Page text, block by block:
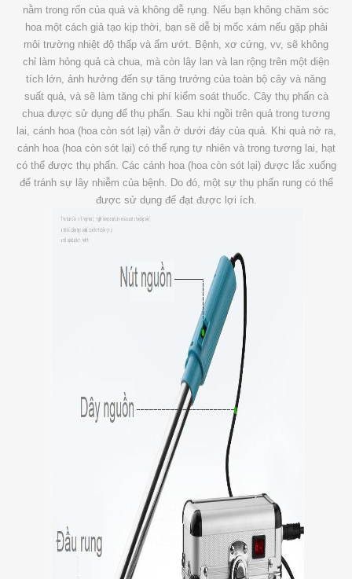
nằm trong rốn của quả và không dễ rụng. Nếu bạn không chăm sóc
hoa một cách giả tạo kịp thời, bạn sẽ dễ bị mốc xám nếu gặp phải
môi trường nhiệt độ thấp và ẩm ướt. Bệnh, xơ cứng, vv, sẽ không
chỉ làm hỏng quả cà chua, mà còn lây lan và lan rộng trên một diện
tích lớn, ảnh hưởng đến sự tăng trưởng của toàn bộ cây và năng
suất quả, và sẽ làm tăng chi phí kiểm soát thuốc. Cây thụ phấn cà
chua được sử dụng để thụ phấn. Sau khi ngồi trên quả trong tương
lai, cánh hoa (hoa còn sót lại) vẫn ở dưới đáy của quả. Khi quả nở ra,
cánh hoa (hoa còn sót lại) có thể rụng tự nhiên và trong tương lai, hạt
có thể được thụ phấn. Các cánh hoa (hoa còn sót lại) được lắc xuống
để tránh sự lây nhiễm của bệnh. Do đó, một sự thụ phấn rung có thể
được sử dụng để đạt được lợi ích.